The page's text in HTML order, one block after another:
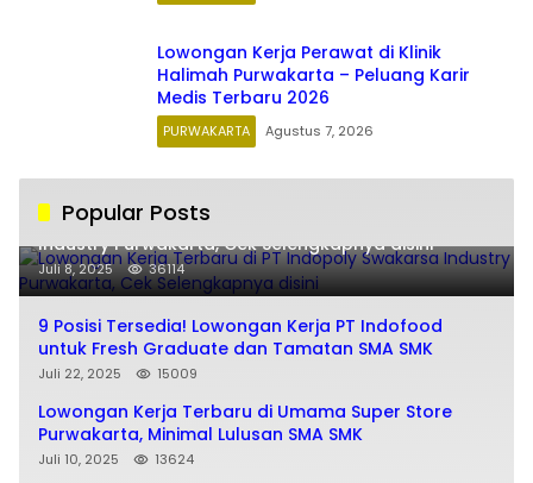
Lowongan Kerja Perawat di Klinik
Halimah Purwakarta – Peluang Karir
Medis Terbaru 2026
PURWAKARTA Agustus 7, 2026
Popular Posts
Lowongan Kerja Terbaru di PT Indopoly Swakarsa
Industry Purwakarta, Cek Selengkapnya disini
Juli 8, 2025 36114
9 Posisi Tersedia! Lowongan Kerja PT Indofood
untuk Fresh Graduate dan Tamatan SMA SMK
Juli 22, 2025 15009
Lowongan Kerja Terbaru di Umama Super Store
Purwakarta, Minimal Lulusan SMA SMK
Juli 10, 2025 13624